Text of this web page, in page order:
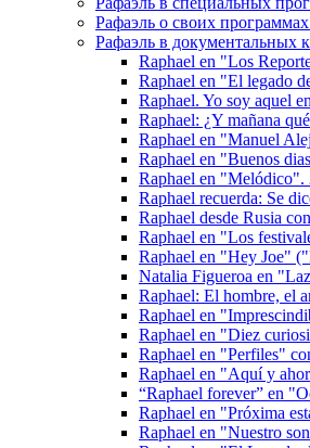
Рафаэль о своих
Рафаэль в документальных
Raphael en "Los
Raphael en "El legado
Raphael. Yo soy aquel
Raphael: ¿Y mañana
Raphael en "Manuel
Raphael en "Buenos
Raphael en "Melódico".
Raphael recuerda: Se
Raphael desde Rusia
Raphael en "Los
Raphael en "Hey Joe"
Natalia Figueroa en
Raphael: El hombre, el
Raphael en
Raphael en "Diez
Raphael en "Perfiles"
Raphael en "Aquí y
“Raphael forever” en
Raphael en "Próxima
Raphael en "Nuestro